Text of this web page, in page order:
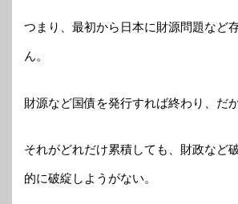
つまり、最初から日本に財源問題など
ん。
財源など国債を発行すれば終わり、だ
それがどれだけ累積しても、財政など
的に破綻しようがない。